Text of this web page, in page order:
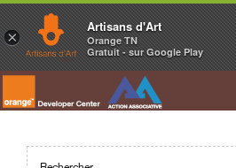
×
Artisans d'Art
Orange TN
Gratuit - sur Google Play